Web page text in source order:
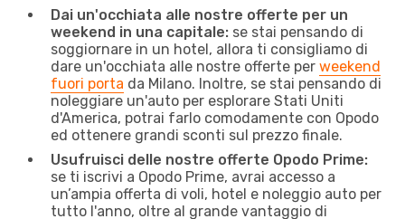
Dai un'occhiata alle nostre offerte per un
weekend in una capitale: se stai pensando di
soggiornare in un hotel, allora ti consigliamo di
dare un'occhiata alle nostre offerte per weekend
fuori porta da Milano. Inoltre, se stai pensando di
noleggiare un'auto per esplorare Stati Uniti
d'America, potrai farlo comodamente con Opodo
ed ottenere grandi sconti sul prezzo finale.
Usufruisci delle nostre offerte Opodo Prime:
se ti iscrivi a Opodo Prime, avrai accesso a
un’ampia offerta di voli, hotel e noleggio auto per
tutto l'anno, oltre al grande vantaggio di